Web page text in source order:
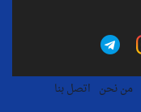
من نحن اتصل بنا